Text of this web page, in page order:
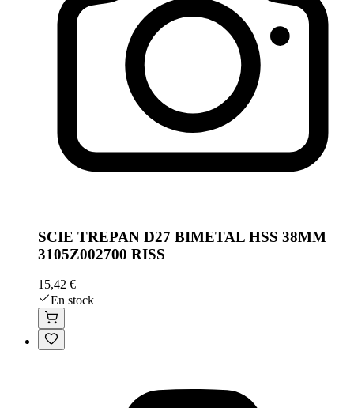
SCIE TREPAN D27 BIMETAL HSS 38MM
3105Z002700 RISS
15,42 €
En stock